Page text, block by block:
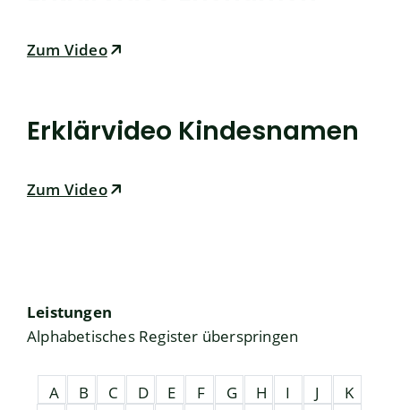
Zum Video
Erklärvideo Kindesnamen
Zum Video
Leistungen
Alphabetisches Register überspringen
A B C D E F G H I J
K